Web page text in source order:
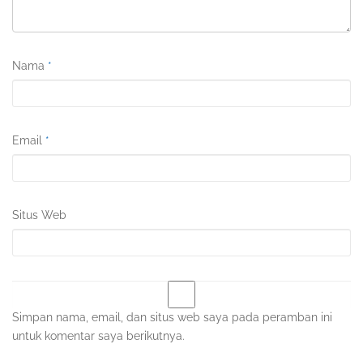
Nama *
Email *
Situs Web
Simpan nama, email, dan situs web saya pada peramban ini
untuk komentar saya berikutnya.